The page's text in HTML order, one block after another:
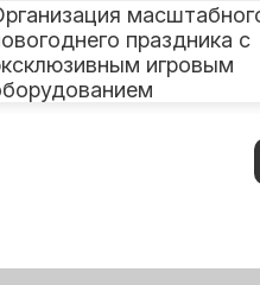
праздника с
игровым